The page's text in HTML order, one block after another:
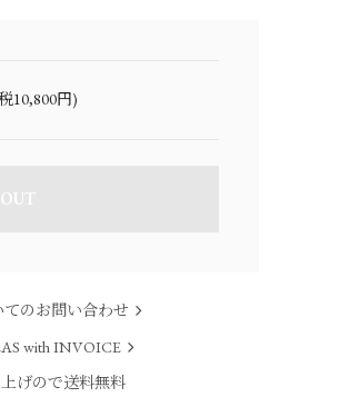
10,800円)
のお問い合わせ
with INVOICE
げので送料無料